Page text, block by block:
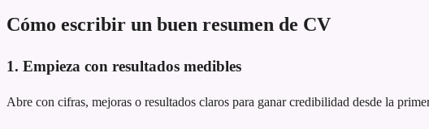
Cómo escribir un buen resumen de CV
1. Empieza con resultados medibles
Abre con cifras, mejoras o resultados claros para ganar credibilidad desde la